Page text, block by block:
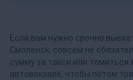
Если вам нужно срочно
Смоленск, совсем не
сумму за такси или томиться
автовокзале, чтобы потом